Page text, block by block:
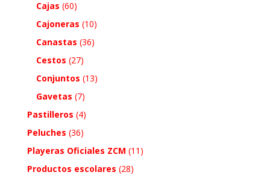
Cajas (60)
Cajoneras (10)
Canastas (36)
Cestos (27)
Conjuntos (13)
Gavetas (7)
Pastilleros (4)
Peluches (36)
Playeras Oficiales ZCM (11)
Productos escolares (28)